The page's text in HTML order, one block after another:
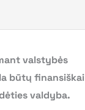
valstybės
būtų finansiškai
valdyba.